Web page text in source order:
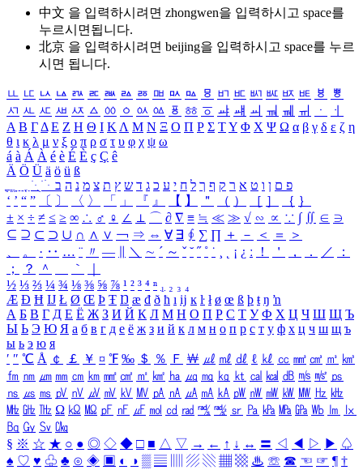
中文 을 입력하시려면 zhongwen을 입력하시고 space를
누르시면됩니다.
北京 을 입력하시려면 beijing을 입력하시고 space를 누르
시면 됩니다.
ㅥ ㅦ ㅧ ㅨ ㅩ ㅪ ㅫ ㅬ ㅭ ㅮ ㅯ ㅰ ㅱ ㅲ ㅳ ㅴ ㅵ ㅶ ㅷ ㅸ
ㅹ
ㅺ ㅻ ㅼ ㅽ ㅾ ㅿ ㆀ ㆁ ㆂ ㆃ ㆄ ㆅ ㆆ ㆇ ㆈ ㆉ ㆊ ㆋ ㆌ ㆍ
ㆎ
Α Β ΓΔ Ε Ζ Η Θ Ι ΚΛ Μ Ν Ξ Ο Π Ρ Σ ΤΥ Φ Χ Ψ Ω α β γ δ ε ζ η
θ ι κ λ μ ν ξ ο π ρ σ τ υ φ χ ψ ω
á à Á À é è É È ç Ç ê
Ä Ö Ü ä ö ü ß
ִֶֹ ֻּ ׁׂ פ ם ן ו ט א ר ק ף ך ל ח י ע כ ג ד ש ץ ת צ מ נ ה ב
‘ ’ “ ” 〔 〕 〈 〉 「 」 『 』 【 】 ＂ （ ） ［ ］ ｛ ｝
± × ÷ ≠ ≤ ≥ ∞ ∴ ♂ ♀ ∠ ⊥ ⌒ ∂ ∇ ≡ ≒ ≪ ≫ √ ∽ ∝ ∵ ∫ ∬ ∈ ∋
⊆ ⊇ ⊂ ⊃ ∪ ∩ ∧ ∨ ￢ ⇒ ⇔ ∀ ∃ ∮ ∑ ∏ ＋ － ＜ ＝
＞
、
。 · ‥ … ¨ 〃 ― ＼ ∼ ´ ～ ˇ ˘ ˝ ˚ ˙ ¸ ¡ ¿ ː ！ ＇ ， ． ／
：
；
？ ＾ ｀
½ ⅓ ⅔ ¼ ¾ ⅛ ⅜ ⅝ ⅞ ¹ ² ³ ⁴ ⁿ ₁ ₂ ₃ ₄
Æ Ð Ħ Ĳ Ł Ø Œ Þ Ŧ Ŋ æ đ ð ħ ı ĳ ĸ ŀ ł ø œ ß þ ŧ ŋ ŉ
А Б В Г Д Е Ё Ж З И Й К Л М Н О П Р С Т У Ф Х Ц Ч Ш Щ Ъ
Ы Ь Э Ю Я а б в г д е ё ж з и й к л м н о п р с т у ф х ц ч ш щ ъ
ы ь э ю я
′ ″ ℃ Å ￠ ￡ ￥ ¤ ℉ ‰ ＄ ％ Ｆ ￦ ㎕ ㎖ ㎗ ℓ ㎘ ㏄ ㎣ ㎤ ㎥ ㎦
㎙ ㎚ ㎛ ㎜ ㎝ ㎞ ㎟ ㎠ ㎡ ㎢ ㏊ ㎍ ㎎ ㎏ ㏏ ㎈ ㎉ ㏈ ㎧ ㎨ ㎰
㎱ ㎲ ㎳ ㎴ ㎵ ㎶ ㎷ ㎸ ㎹ ㎀ ㎁ ㎂ ㎃ ㎄ ㎺ ㎻ ㎽ ㎾ ㎿ ㎐ ㎑
㎒ ㎓ ㎔ Ω ㏀ ㏁ ㎊ ㎋ ㎌ ㏖ ㏅ ㎭ ㎮ ㎯ ㏛ ㎩ ㎪ ㎫ ㎬ ㏝ ㏐
㏓
㏃ ㏉ ㏜ ㏆
§ ※ ☆ ★ ○ ● ◎ ◇ ◆ □ ■ △ ▽ → ← ↑ ↓ ↔ 〓 ◁ ◀ ▷ ▶ ♤
♠ ♡ ♥ ♧ ♣ ⊙ ◈ ▣ ◐ ◑ ▒ ▤ ▨ ▧ ▦ ▩ ♨ ☏ ☎ ☜ ☞ ¶ †